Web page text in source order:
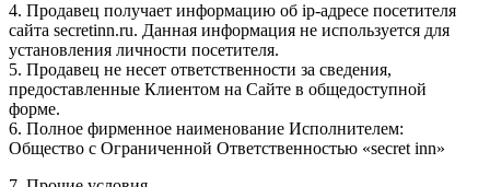
4. Продавец получает информацию об ip-адресе посетителя
сайта secretinn.ru. Данная информация не используется для
установления личности посетителя.
5. Продавец не несет ответственности за сведения,
предоставленные Клиентом на Сайте в общедоступной
форме.
6. Полное фирменное наименование Исполнителем:
Общество с Ограниченной Ответственностью «secret inn»